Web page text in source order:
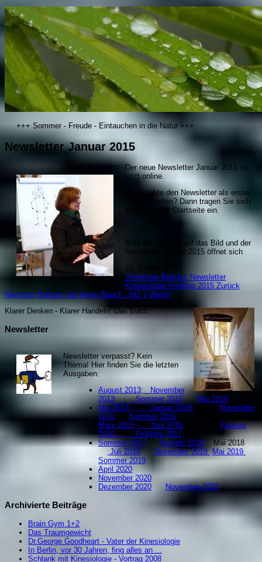
+++ Sommer - Freude - Eintauchen in die Natur +++
Newsletter Januar 2015
Der neue Newsletter Januar 2015 ist
jetzt online.
Sie möchte den Newsletter als erster
direkt erhalten? Dann tragen Sie sich
direkt auf der Startseite ein.
Bitte klicken Sie auf das Bild und der
Newsletter Januar 2015 öffnet sich
25. Januar 2015
Vorheriger Beitrag: Newsletter
Kinesiologie Frühling 2015 Zurück
Nächster Beitrag: Der kluge Bauch - NO 7 Weiter
Klarer Denken - Klarer Handeln. Das Buch:
Newsletter
Newsletter verpasst? Kein
Thema! Hier finden Sie die letzten
Ausgaben:
August 2013;November
2013: Sommer 2015
Mai 2016
Mai 2014 ; Januar 2015;
November
2015
Sommer 2016
März 2015; Juni 2015
Februar
2016
Frühjahr 2017
Sommer 2017
Neujahr 2018 Mai 2018
Juli 2018
November 2018 Mai 2019
Sommer 2019
April 2020
November 2020
Dezember 2020
November 2022
Archivierte Beiträge
Brain Gym 1+2
Das Traumgewicht
Dr.George Goodheart - Vater der Kinesiologie
In Berlin, vor 30 Jahren, fing alles an ...
Schlank mit Kinesiologie - Vortrag 2008